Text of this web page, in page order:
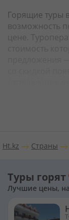
Горящие туры
возможность
цене.
Хорошо
страны, так и
также
Самые
Ht.kz Страны
Туры горят
Лучшие цены,